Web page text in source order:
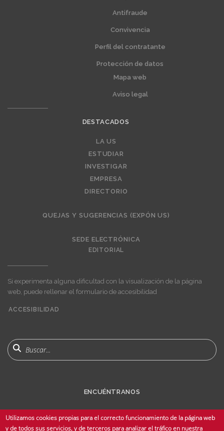
Antifraude
Convivencia
Perfil del contratante
Protección de datos
Mapa web
Aviso legal
DESTACADOS
LA US
ESTUDIAR
INVESTIGAR
EMPRESA
DIRECTORIO
QUEJAS Y SUGERENCIAS (EXPÓN US)
SEDE ELECTRÓNICA
EDITORIAL
Si experimenta alguna dificultad con la visualización de la página
web, puede rellenar el formulario de accesibilidad
menu
ACCESIBILIDAD
Buscar
ENCUÉNTRANOS
Utilizamos cookies propias para el correcto funcionamiento de la página web
y de todos sus servicios, y de terceros para analizar el tráfico en nuestra